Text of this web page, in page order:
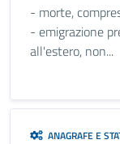
- morte,
- emigrazione
all'estero, non...
ANAGRAFE E